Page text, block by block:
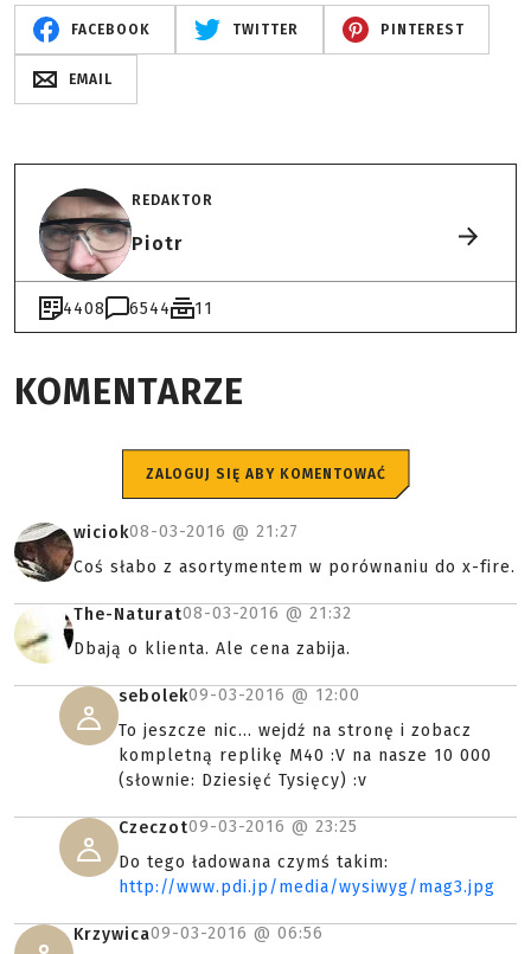
FACEBOOK TWITTER PINTEREST
EMAIL
REDAKTOR
Piotr
4408 6544 11
KOMENTARZE
ZALOGUJ SIĘ ABY KOMENTOWAĆ
wiciok08-03-2016 @ 21:27
Coś słabo z asortymentem w porównaniu do x-fire.
The-Naturat08-03-2016 @ 21:32
Dbają o klienta. Ale cena zabija.
sebolek09-03-2016 @ 12:00
To jeszcze nic... wejdź na stronę i zobacz
kompletną replikę M40 :V na nasze 10 000
(słownie: Dziesięć Tysięcy) :v
Czeczot09-03-2016 @ 23:25
Do tego ładowana czymś takim:
http://www.pdi.jp/media/wysiwyg/mag3.jpg
Krzywica09-03-2016 @ 06:56